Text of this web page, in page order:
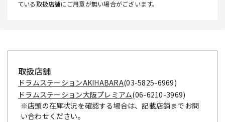
ている取扱店舗にご用意が無い場合がございます。
取扱店舗
ドラムステーションAKIHABARA(03-5825-6969)
ドラムステーション大阪プレミアム(06-6210-3969)
※店頭の在庫状況を確認する場合は、記載店舗までお問
い合わせください。